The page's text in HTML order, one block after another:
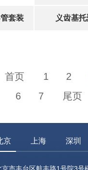
套装 义齿基
首页 1 2
6 7 尾页
京 上海 深圳